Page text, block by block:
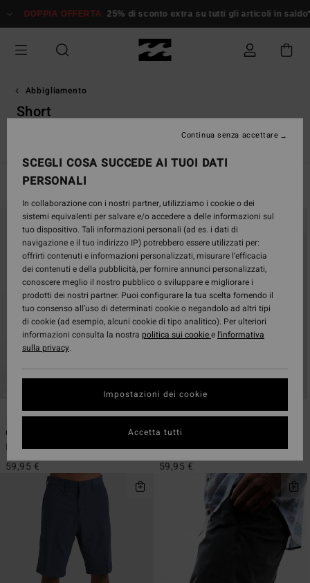
alla
griglie
prodotti
25% di sconto extra su tutti gli articoli in saldo* Donna Uomo
Abbigliamento
Short
Filtra e Ordina
criteri
ricerca
visualizza
ordine
ECO
Crossfire Mid
Bermuda Submersible Grigio uomo
59,95 €
6 ECO
Crossfire
Bermuda Submersible Beige uomo
59,95 €
SCEGLI COSA SUCCEDE AI TUOI DATI
PERSONALI
In collaborazione con i nostri partner, utilizziamo i cookie o dei
sistemi equivalenti per salvare e/o accedere a delle informazioni sul
tuo dispositivo. Tali informazioni personali (ad es. i dati di
navigazione e il tuo indirizzo IP) potrebbero essere utilizzati per:
offrirti contenuti e informazioni personalizzati, misurare l’efficacia
dei contenuti e della pubblicità, per fornire annunci personalizzati,
conoscere meglio il nostro pubblico o sviluppare e migliorare i
prodotti dei nostri partner. Puoi configurare la tua scelta fornendo il
tuo consenso all’uso di determinati cookie o negandolo ad altri tipi
di cookie (ad esempio, alcuni cookie di tipo analitico). Per ulteriori
informazioni consulta la nostra politica sui cookiee l'informativa
sulla privacy.
Impostazioni dei cookie
Continua senza accettare
Accetta tutti